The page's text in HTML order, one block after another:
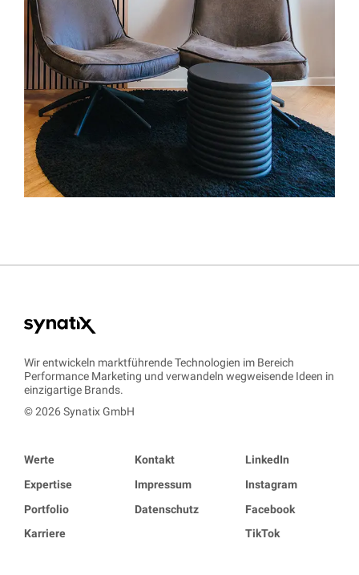
Wir entwickeln marktführende Technologien im Bereich
Performance Marketing und verwandeln wegweisende Ideen in
einzigartige Brands.
© 2026 Synatix GmbH
Werte
Expertise
Portfolio
Karriere
Kontakt
Impressum
Datenschutz
LinkedIn
Instagram
Facebook
TikTok